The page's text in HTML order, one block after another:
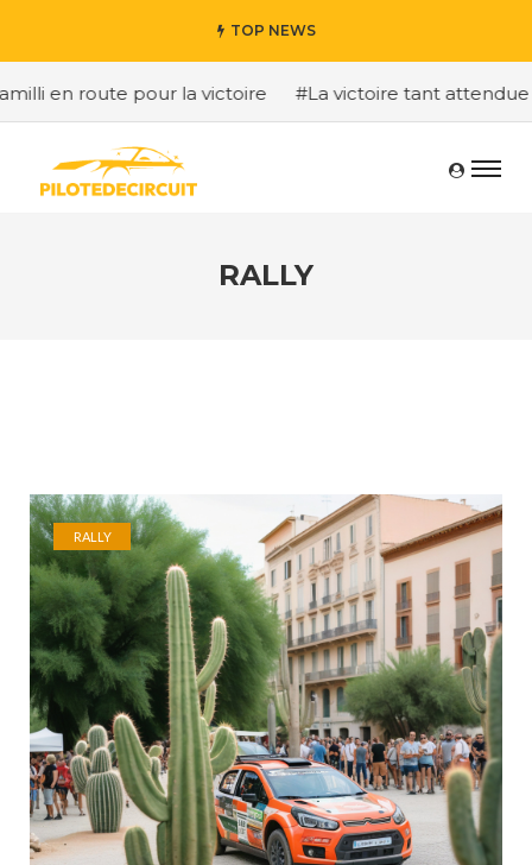
TOP NEWS
en route pour la victoire #La victoire tant attendue
RALLY
RALLY